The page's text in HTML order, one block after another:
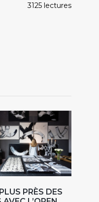
3125 lectures
PRÈS DES